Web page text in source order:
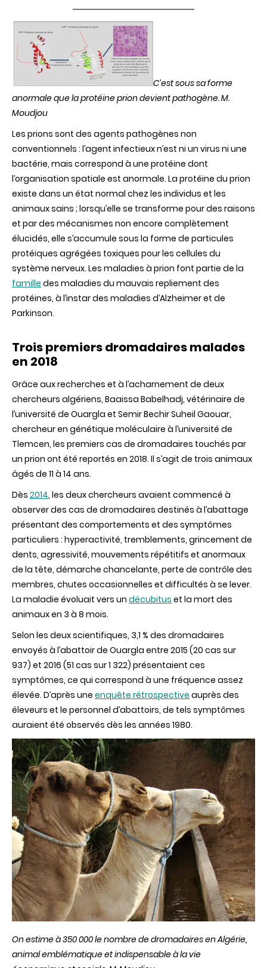
C’est sous sa forme
anormale que la protéine prion devient pathogène.M.
Moudjou
Les prions sont des agents pathogènes non
conventionnels : l’agent infectieux n’est ni un virus ni une
bactérie, mais correspond à une protéine dont
l’organisation spatiale est anormale. La protéine du prion
existe dans un état normal chez les individus et les
animaux sains ; lorsqu’elle se transforme pour des raisons
et par des mécanismes non encore complètement
élucidés, elle s’accumule sous la forme de particules
protéiques agrégées toxiques pour les cellules du
système nerveux. Les maladies à prion font partie de la
famille des maladies du mauvais repliement des
protéines, à l’instar des maladies d’Alzheimer et de
Parkinson.
Trois premiers dromadaires malades
en 2018
Grâce aux recherches et à l’acharnement de deux
chercheurs algériens, Baaissa Babelhadj, vétérinaire de
l’université de Ouargla et Semir Bechir Suheil Gaouar,
chercheur en génétique moléculaire à l’université de
Tlemcen, les premiers cas de dromadaires touchés par
un prion ont été reportés en 2018. Il s’agit de trois animaux
âgés de 11 à 14 ans.
Dès 2014, les deux chercheurs avaient commencé à
observer des cas de dromadaires destinés à l’abattage
présentant des comportements et des symptômes
particuliers : hyperactivité, tremblements, grincement de
dents, agressivité, mouvements répétitifs et anormaux
de la tête, démarche chancelante, perte de contrôle des
membres, chutes occasionnelles et difficultés à se lever.
La maladie évoluait vers un décubitus et la mort des
animaux en 3 à 8 mois.
Selon les deux scientifiques, 3,1 % des dromadaires
envoyés à l’abattoir de Ouargla entre 2015 (20 cas sur
937) et 2016 (51 cas sur 1 322) présentaient ces
symptômes, ce qui correspond à une fréquence assez
élevée. D’après une enquête rétrospective auprès des
éleveurs et le personnel d’abattoirs, de tels symptômes
auraient été observés dès les années 1980.
On estime à 350 000 le nombre de dromadaires en Algérie,
animal emblématique et indispensable à la vie